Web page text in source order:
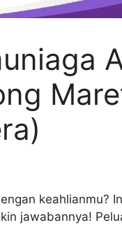
keahlianmu?
jawabannya!